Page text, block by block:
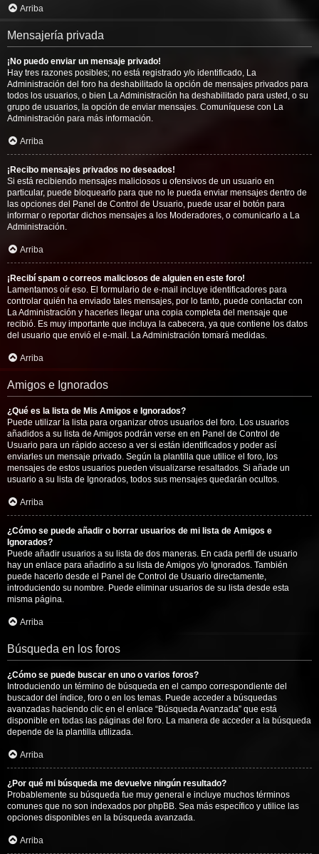
Arriba
Mensajería privada
¡No puedo enviar un mensaje privado!
Hay tres razones posibles; no está registrado y/o identificado, La
Administración del foro ha deshabilitado la opción de mensajes privados para
todos los usuarios, o bien La Administración ha deshabilitado para usted, o su
grupo de usuarios, la opción de enviar mensajes. Comuníquese con La
Administración para más información.
Arriba
¡Recibo mensajes privados no deseados!
Si está recibiendo mensajes maliciosos u ofensivos de un usuario en
particular, puede bloquearlo para que no le pueda enviar mensajes dentro de
las opciones del Panel de Control de Usuario, puede usar el botón para
informar o reportar dichos mensajes a los Moderadores, o comunicarlo a La
Administración.
Arriba
¡Recibí spam o correos maliciosos de alguien en este foro!
Lamentamos oír eso. El formulario de e-mail incluye identificadores para
controlar quién ha enviado tales mensajes, por lo tanto, puede contactar con
La Administración y hacerles llegar una copia completa del mensaje que
recibió. Es muy importante que incluya la cabecera, ya que contiene los datos
del usuario que envió el e-mail. La Administración tomará medidas.
Arriba
Amigos e Ignorados
¿Qué es la lista de Mis Amigos e Ignorados?
Puede utilizar la lista para organizar otros usuarios del foro. Los usuarios
añadidos a su lista de Amigos podrán verse en en Panel de Control de
Usuario para un rápido acceso a ver si están identificados y poder así
enviarles un mensaje privado. Según la plantilla que utilice el foro, los
mensajes de estos usuarios pueden visualizarse resaltados. Si añade un
usuario a su lista de Ignorados, todos sus mensajes quedarán ocultos.
Arriba
¿Cómo se puede añadir o borrar usuarios de mi lista de Amigos e
Ignorados?
Puede añadir usuarios a su lista de dos maneras. En cada perfil de usuario
hay un enlace para añadirlo a su lista de Amigos y/o Ignorados. También
puede hacerlo desde el Panel de Control de Usuario directamente,
introduciendo su nombre. Puede eliminar usuarios de su lista desde esta
misma página.
Arriba
Búsqueda en los foros
¿Cómo se puede buscar en uno o varios foros?
Introduciendo un término de búsqueda en el campo correspondiente del
buscador del índice, foro o en los temas. Puede acceder a búsquedas
avanzadas haciendo clic en el enlace “Búsqueda Avanzada” que está
disponible en todas las páginas del foro. La manera de acceder a la búsqueda
depende de la plantilla utilizada.
Arriba
¿Por qué mi búsqueda me devuelve ningún resultado?
Probablemente su búsqueda fue muy general e incluye muchos términos
comunes que no son indexados por phpBB. Sea más específico y utilice las
opciones disponibles en la búsqueda avanzada.
Arriba